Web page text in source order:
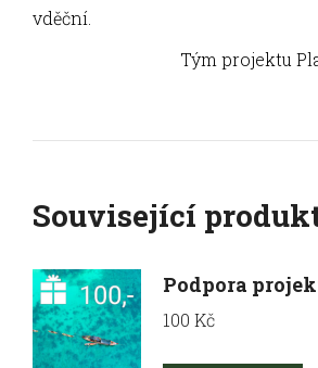
vděční.
Tým projektu
Související
Podpora
100 Kč